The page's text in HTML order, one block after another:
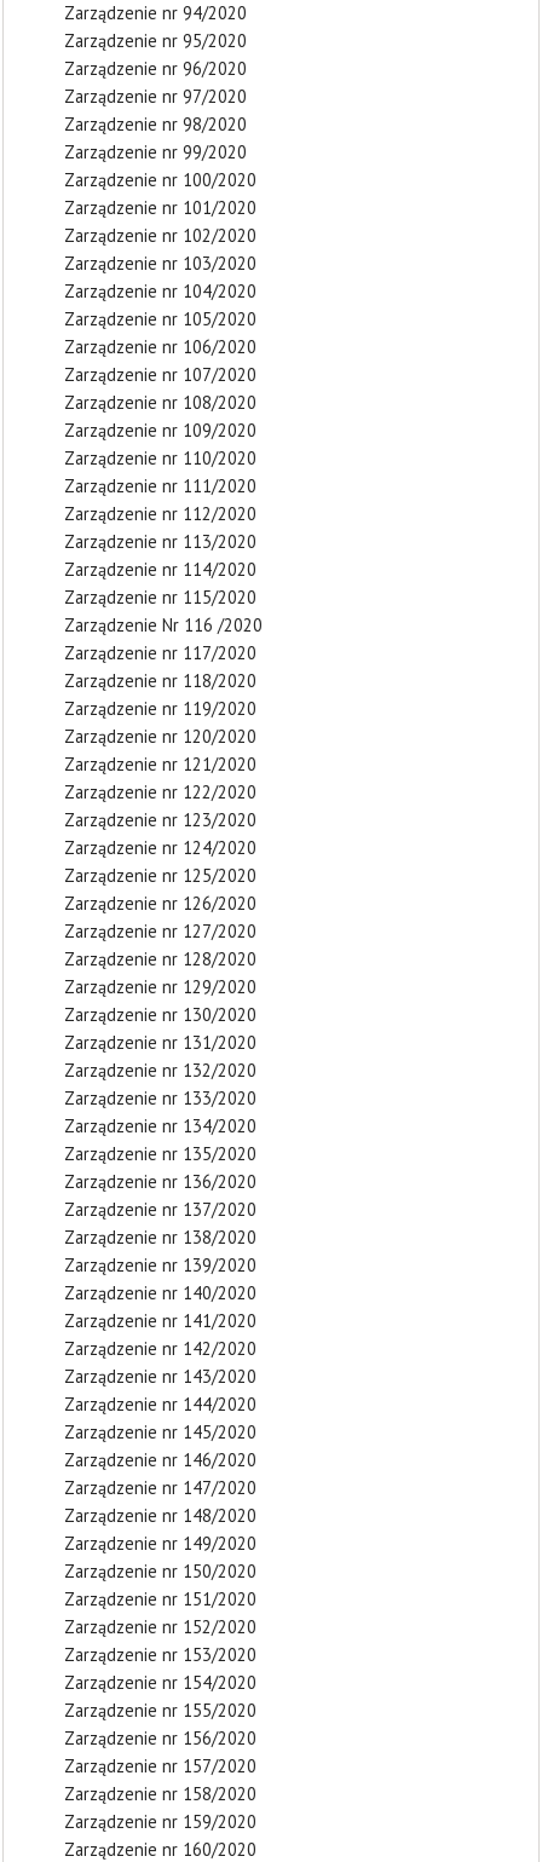
Zarządzenie nr 94/2020
Zarządzenie nr 95/2020
Zarządzenie nr 96/2020
Zarządzenie nr 97/2020
Zarządzenie nr 98/2020
Zarządzenie nr 99/2020
Zarządzenie nr 100/2020
Zarządzenie nr 101/2020
Zarządzenie nr 102/2020
Zarządzenie nr 103/2020
Zarządzenie nr 104/2020
Zarządzenie nr 105/2020
Zarządzenie nr 106/2020
Zarządzenie nr 107/2020
Zarządzenie nr 108/2020
Zarządzenie nr 109/2020
Zarządzenie nr 110/2020
Zarządzenie nr 111/2020
Zarządzenie nr 112/2020
Zarządzenie nr 113/2020
Zarządzenie nr 114/2020
Zarządzenie nr 115/2020
Zarządzenie Nr 116 /2020
Zarządzenie nr 117/2020
Zarządzenie nr 118/2020
Zarządzenie nr 119/2020
Zarządzenie nr 120/2020
Zarządzenie nr 121/2020
Zarządzenie nr 122/2020
Zarządzenie nr 123/2020
Zarządzenie nr 124/2020
Zarządzenie nr 125/2020
Zarządzenie nr 126/2020
Zarządzenie nr 127/2020
Zarządzenie nr 128/2020
Zarządzenie nr 129/2020
Zarządzenie nr 130/2020
Zarządzenie nr 131/2020
Zarządzenie nr 132/2020
Zarządzenie nr 133/2020
Zarządzenie nr 134/2020
Zarządzenie nr 135/2020
Zarządzenie nr 136/2020
Zarządzenie nr 137/2020
Zarządzenie nr 138/2020
Zarządzenie nr 139/2020
Zarządzenie nr 140/2020
Zarządzenie nr 141/2020
Zarządzenie nr 142/2020
Zarządzenie nr 143/2020
Zarządzenie nr 144/2020
Zarządzenie nr 145/2020
Zarządzenie nr 146/2020
Zarządzenie nr 147/2020
Zarządzenie nr 148/2020
Zarządzenie nr 149/2020
Zarządzenie nr 150/2020
Zarządzenie nr 151/2020
Zarządzenie nr 152/2020
Zarządzenie nr 153/2020
Zarządzenie nr 154/2020
Zarządzenie nr 155/2020
Zarządzenie nr 156/2020
Zarządzenie nr 157/2020
Zarządzenie nr 158/2020
Zarządzenie nr 159/2020
Zarządzenie nr 160/2020